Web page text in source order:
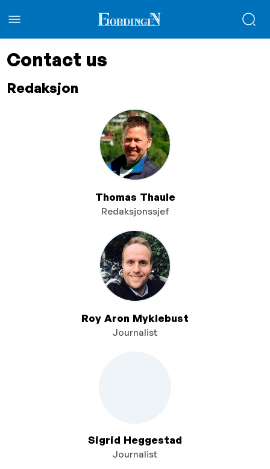
Contact us
Redaksjon
Thomas Thaule
Redaksjonssjef
Roy Aron Myklebust
Journalist
Sigrid Heggestad
Journalist